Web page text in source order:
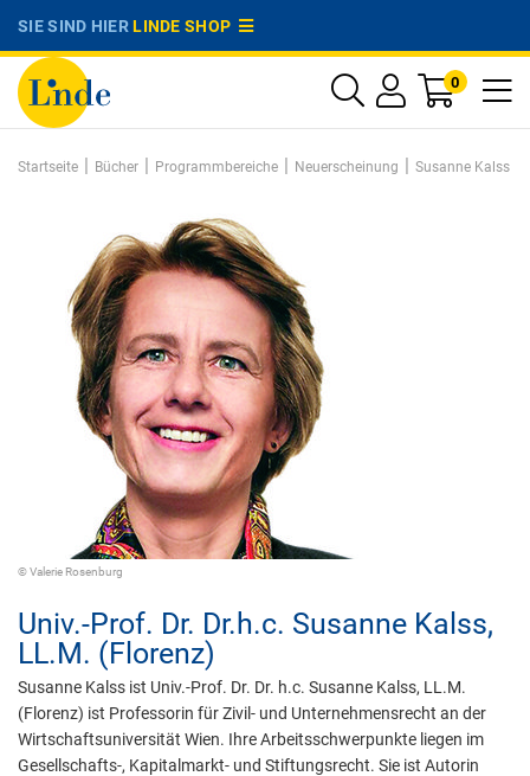
SIE SIND HIERLINDE SHOP
0
Startseite | Bücher | Programmbereiche | Neuerscheinung | Susanne Kalss
© Valerie Rosenburg
Univ.-Prof. Dr. Dr.h.c. Susanne Kalss,
LL.M. (Florenz)
Susanne Kalss ist Univ.-Prof. Dr. Dr. h.c. Susanne Kalss, LL.M.
(Florenz) ist Professorin für Zivil- und Unternehmensrecht an der
Wirtschaftsuniversität Wien. Ihre Arbeitsschwerpunkte liegen im
Gesellschafts-, Kapitalmarkt- und Stiftungsrecht. Sie ist Autorin